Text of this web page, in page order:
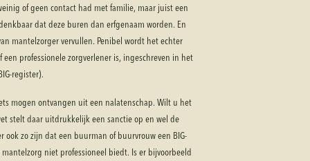
of geen contact had met familie, maar juist een
dat deze buren dan erfgenaam worden. En
mantelzorger vervullen. Penibel wordt het echter
een professionele zorgverlener is, ingeschreven in het
register).
mogen ontvangen uit een nalatenschap. Wilt u het
stelt daar uitdrukkelijk een sanctie op en wel de
zo zijn dat een buurman of buurvrouw een BIG-
niet professioneel biedt. Is er bijvoorbeeld